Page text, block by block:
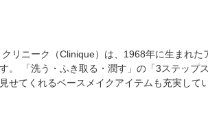
リニーク（Clinique）は、1968年に生まれ
。 「洗う・ふき取る・潤す」の「3ステップ
せてくれるベースメイクアイテムも充実してい